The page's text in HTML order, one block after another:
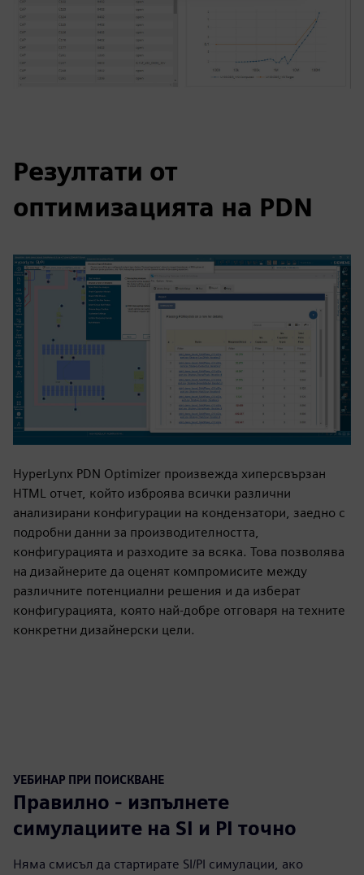
Резултати от
оптимизацията на PDN
HyperLynx PDN Optimizer произвежда хиперсвързан
HTML отчет, който изброява всички различни
анализирани конфигурации на кондензатори, заедно с
подробни данни за производителността,
конфигурацията и разходите за всяка. Това позволява
на дизайнерите да оценят компромисите между
различните потенциални решения и да изберат
конфигурацията, която най-добре отговаря на техните
конкретни дизайнерски цели.
УЕБИНАР ПРИ ПОИСКВАНЕ
Правилно - изпълнете
симулациите на SI и PI точно
Няма смисъл да стартирате SI/PI симулации, ако